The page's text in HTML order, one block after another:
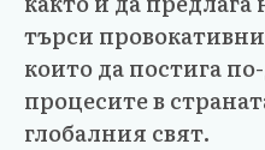
търси
които да постига
процесите в
глобалния свят.